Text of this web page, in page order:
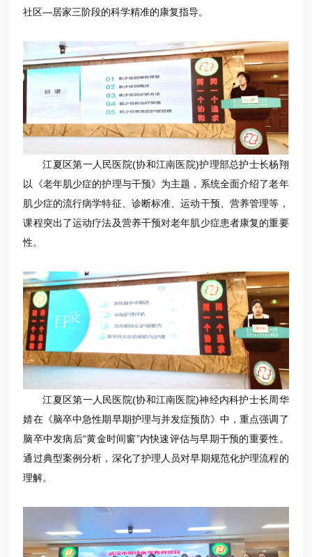
社区—居家三阶段的科学精准的康复指导。
江夏区第一人民医院(协和江南医院)护理部总护士长杨翔
以《老年肌少症的护理与干预》为主题，系统全面介绍了老年
肌少症的流行病学特征、诊断标准、运动干预、营养管理等，
课程突出了运动疗法及营养干预对老年肌少症患者康复的重要
性。
江夏区第一人民医院(协和江南医院)神经内科护士长周华
婧在《脑卒中急性期早期护理与并发症预防》中，重点强调了
脑卒中发病后“黄金时间窗”内快速评估与早期干预的重要性。
通过典型案例分析，深化了护理人员对早期规范化护理流程的
理解。